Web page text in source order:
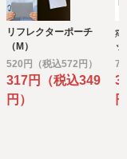
。
部を委託するこ
行います。
リフレクターポーチ
（M）
520円（税込572円）
317円（税込349
円）
ポ